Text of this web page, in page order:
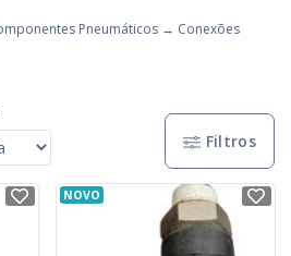
Pneumáticos → Conexões
Filtros
NOVO